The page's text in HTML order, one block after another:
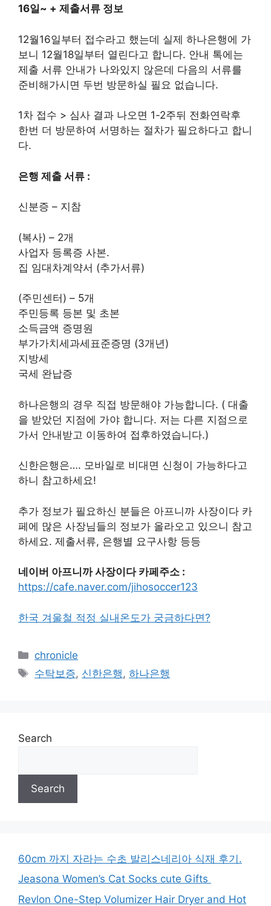
16일~ + 제출서류 정보
12월16일부터 접수라고 했는데 실제 하나은행에 가
보니 12월18일부터 열린다고 합니다. 안내 톡에는
제출 서류 안내가 나와있지 않은데 다음의 서류를
준비해가시면 두번 방문하실 필요 없습니다.
1차 접수 > 심사 결과 나오면 1-2주뒤 전화연락후
한번 더 방문하여 서명하는 절차가 필요하다고 합니
다.
은행 제출 서류 :
신분증 – 지참
(복사) – 2개
사업자 등록증 사본.
집 임대차계약서 (추가서류)
(주민센터) – 5개
주민등록 등본 및 초본
소득금액 증명원
부가가치세과세표준증명 (3개년)
지방세
국세 완납증
하나은행의 경우 직접 방문해야 가능합니다. ( 대출
을 받았던 지점에 가야 합니다. 저는 다른 지점으로
가서 안내받고 이동하여 접후하였습니다.)
신한은행은…. 모바일로 비대면 신청이 가능하다고
하니 참고하세요!
추가 정보가 필요하신 분들은 아프니까 사장이다 카
페에 많은 사장님들의 정보가 올라오고 있으니 참고
하세요. 제출서류, 은행별 요구사항 등등
네이버 아프니까 사장이다 카페주소 :
https://cafe.naver.com/jihosoccer123
한국 겨울철 적정 실내온도가 궁금하다면?
Categories
chronicle
Tags
수탁보증, 신한은행 ,하나은행
Search
Search
60cm 까지 자라는 수초 발리스네리아 식재 후기.
Jeasona Women’s Cat Socks cute Gifts
Revlon One-Step Volumizer Hair Dryer and Hot